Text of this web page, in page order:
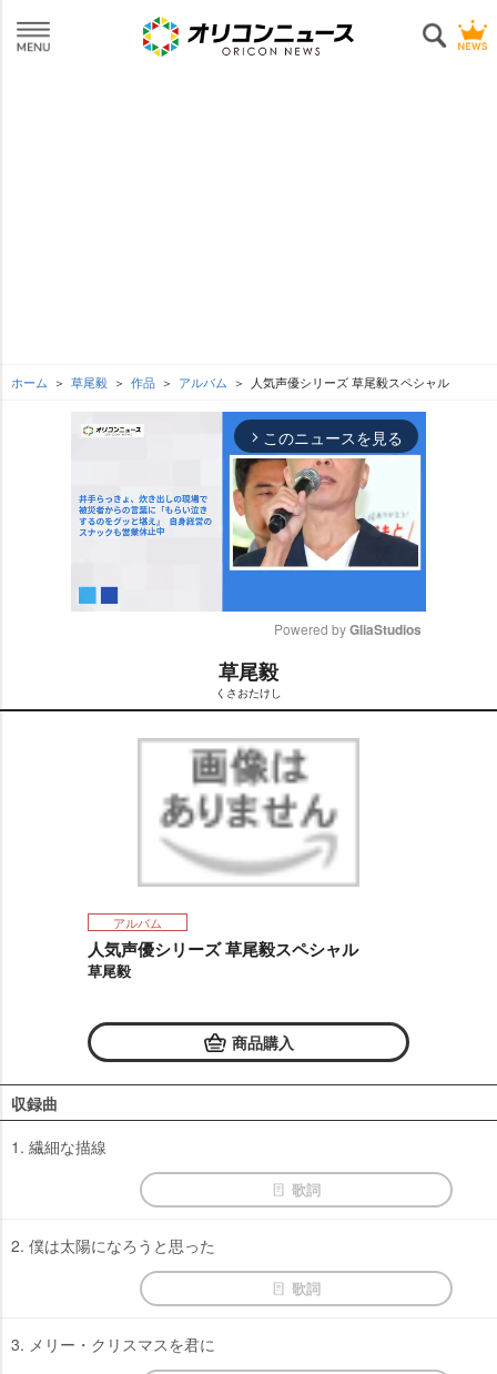
ホーム 草尾毅 作品 アルバム 人気声優シリーズ 草尾毅スペシャル
arrow_forward_ios このニュースを見る
t
e
Powered by GliaStudios
草尾毅
くさおたけし
アルバム
人気声優シリーズ 草尾毅スペシャル
草尾毅
商品購入
収録曲
1. 繊細な描線
歌詞
2. 僕は太陽になろうと思った
歌詞
3. メリー・クリスマスを君に